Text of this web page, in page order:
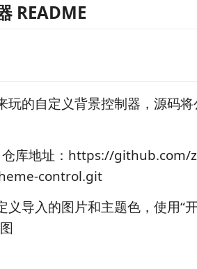
README
玩的自定义背景控制器，源码
库地址：https://github.com/
control.git
义导入的图片和主题色，使用“